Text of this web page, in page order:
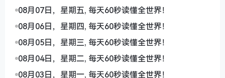
08月07日，星期五, 每天60秒读懂全世界！
08月06日，星期四, 每天60秒读懂全世界！
08月05日，星期三, 每天60秒读懂全世界！
08月04日，星期二, 每天60秒读懂全世界！
08月03日，星期一, 每天60秒读懂全世界！